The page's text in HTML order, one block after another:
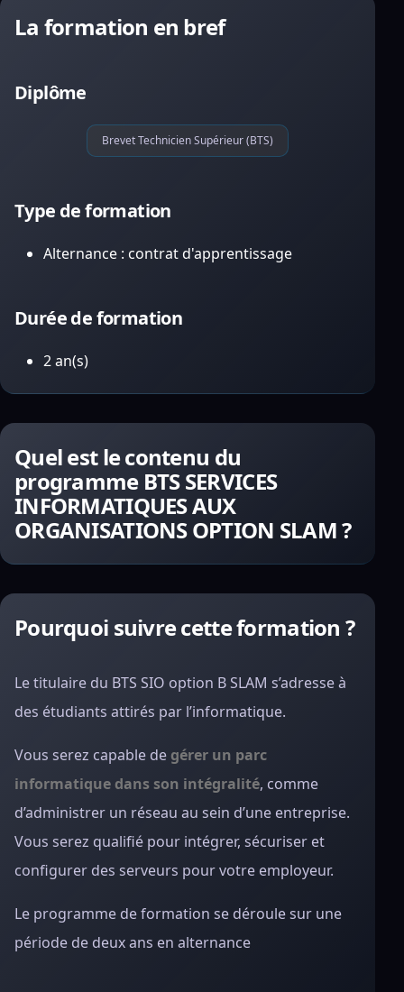
La formation en bref
Diplôme
Brevet Technicien Supérieur (BTS)
Type de formation
Alternance : contrat d'apprentissage
Durée de formation
2 an(s)
Quel est le contenu du
programme BTS SERVICES
INFORMATIQUES AUX
ORGANISATIONS OPTION SLAM ?
Pourquoi suivre cette formation ?
Le titulaire du BTS SIO option B SLAM s’adresse à
des étudiants attirés par l’informatique.
Vous serez capable de gérer un parc
informatique dans son intégralité, comme
d’administrer un réseau au sein d’une entreprise.
Vous serez qualifié pour intégrer, sécuriser et
configurer des serveurs pour votre employeur.
Le programme de formation se déroule sur une
période de deux ans en alternance